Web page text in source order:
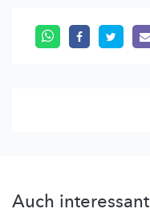
Auch interessant